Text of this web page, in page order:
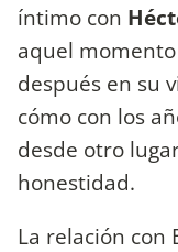
íntimo con
aquel
después en su
cómo con los
desde otro
honestidad.
La relación con